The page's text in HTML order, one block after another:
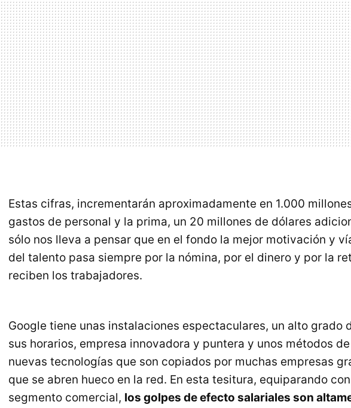
Estas cifras, incrementarán aproximadamente en 1.000
gastos de personal y la prima, un 20 millones de dólares
sólo nos lleva a pensar que en el fondo la mejor motivación y
del talento pasa siempre por la nómina, por el dinero y por la
reciben los trabajadores.
Google tiene unas instalaciones espectaculares, un alto grado
sus horarios, empresa innovadora y puntera y unos métodos
nuevas tecnologías que son copiados por muchas empresas
que se abren hueco en la red. En esta tesitura, equiparando
segmento comercial, los golpes de efecto salariales son